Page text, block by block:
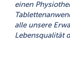
einen
alle unsere
Lebensqualität